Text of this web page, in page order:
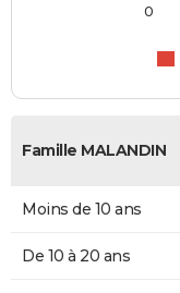
0
Famille MALANDIN
Moins de 10 ans
De 10 à 20 ans